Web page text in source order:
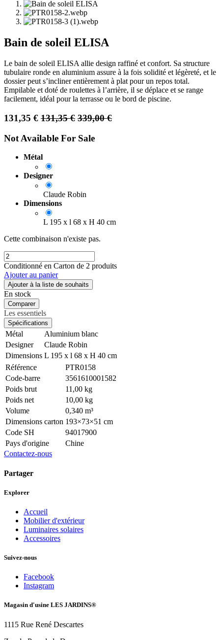
Bain de soleil ELISA
Le bain de soleil ELISA allie design raffiné et confort. Sa structure
tubulaire ronde en aluminium assure à la fois solidité et légèreté, et le
dossier peut s’incliner entièrement à plat pour un repos total.
Empilable et doté de roulettes à l’arrière, il se déplace et se range
facilement, idéal pour la terrasse ou le bord de piscine.
131,35 € 131,35€ 339,00€
Not Available For Sale
Métal
Designer
Claude Robin
Dimensions
L 195 x l 68 x H 40 cm
Cette combinaison n'existe pas.
Conditionné en Carton de 2 produits
Ajouter au panier
Ajouter à la liste de souhaits
En stock
Comparer
Les essentiels
Spécifications
Métal
Aluminium blanc
Designer
Claude Robin
Dimensions L 195 x l 68 x H 40 cm
Référence
PTR0158
Code-barre
3561610001582
Poids brut
11,00 kg
Poids net
10,00 kg
Volume
0,340 m³
Dimensions carton 193×73×51 cm
Code SH
94017900
Pays d'origine
Chine
Contactez-nous
Partager
Explorer
Accueil
Mobilier d'extérieur
Luminaires solaires
Accessoires
Suivez-nous
Facebook
Instagram
Magasin d'usine LES JARDINS®
1115 Rue René Descartes